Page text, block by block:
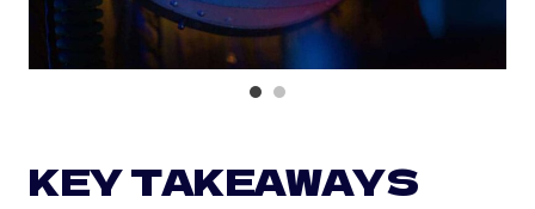
KEY TAKEAWAYS